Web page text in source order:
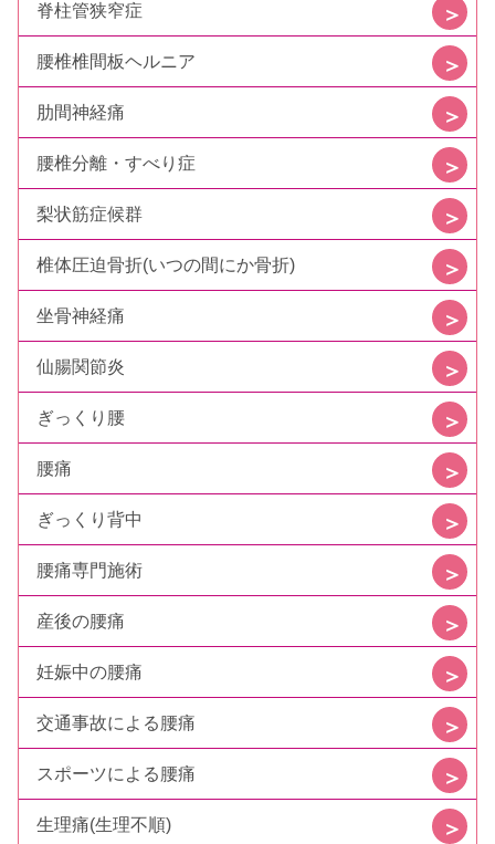
脊柱管狭窄症
腰椎椎間板ヘルニア
肋間神経痛
腰椎分離・すべり症
梨状筋症候群
椎体圧迫骨折(いつの間にか骨折)
坐骨神経痛
仙腸関節炎
ぎっくり腰
腰痛
ぎっくり背中
腰痛専門施術
産後の腰痛
妊娠中の腰痛
交通事故による腰痛
スポーツによる腰痛
生理痛(生理不順)